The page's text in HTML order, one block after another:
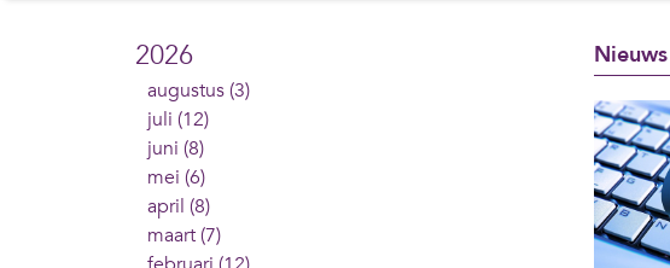
2026
augustus (3)
juli (12)
juni (8)
mei (6)
april (8)
maart (7)